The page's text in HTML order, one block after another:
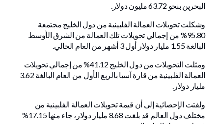
البحرين بنحو 63.72 مليون دولار.
وشكلت تحويلات العمالة الفلبينية من دول الخليج مجتمعة
95.80% من إجمالي تحويلات تلك العمالة من الشرق الأوسط
البالغة 1.55 مليار دولار أول 3 أشهر من العام الحالي.
ومثلت التحويلات من دول الخليج 41.12% من إجمالي تحويلات
العمالة الفلبينية من قارة آسيا بالربع الأول من العام البالغة 3.62
مليار دولار.
ولفتت الإحصائية إلى أن قيمة تحويلات العمالة الفلبينية من
مختلف دول العالم قد بلغت 8.68 مليار دولار، جاء منها 17.15%